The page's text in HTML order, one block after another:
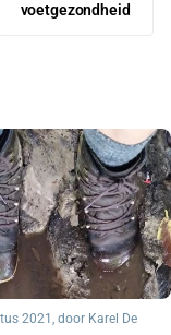
voetgezondheid
2021 , door Karel De